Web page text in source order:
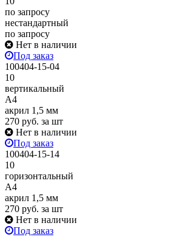
по запросу
нестандартный
по запросу
Нет в наличии
Под заказ
100404-15-04
10
вертикальный
А4
акрил 1,5 мм
270 руб. за шт
Нет в наличии
Под заказ
100404-15-14
10
горизонтальный
А4
акрил 1,5 мм
270 руб. за шт
Нет в наличии
Под заказ